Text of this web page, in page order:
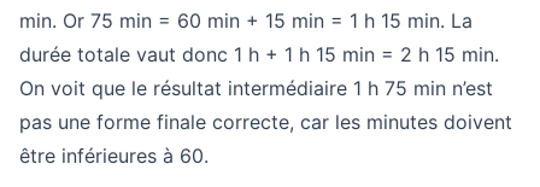
min. Or 75 min = 60 min + 15 min = 1 h 15 min. La
durée totale vaut donc 1 h + 1 h 15 min = 2 h 15 min.
On voit que le résultat intermédiaire 1 h 75 min n’est
pas une forme finale correcte, car les minutes doivent
être inférieures à 60.